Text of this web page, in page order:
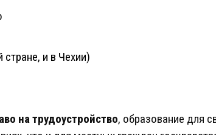
и в Чехии)
на трудоустройство, образование для